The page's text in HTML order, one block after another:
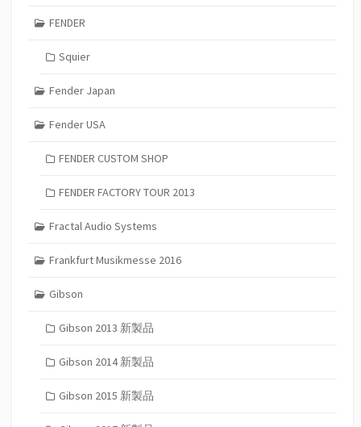
FENDER
Squier
Fender Japan
Fender USA
FENDER CUSTOM SHOP
FENDER FACTORY TOUR 2013
Fractal Audio Systems
Frankfurt Musikmesse 2016
Gibson
Gibson 2013 新製品
Gibson 2014 新製品
Gibson 2015 新製品